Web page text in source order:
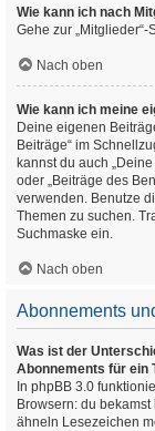
Wie kann ich nach
Gehe zur
Nach oben
Wie kann ich meine
Deine eigenen
Beiträge“ im
kannst du auch
oder „Beiträge des
verwenden. Benutze
Themen zu suchen.
Suchmaske ein.
Nach oben
Abonnements
Was ist der
Abonnements für ein
In phpBB 3.0
Browsern: du
ähneln Lesezeichen